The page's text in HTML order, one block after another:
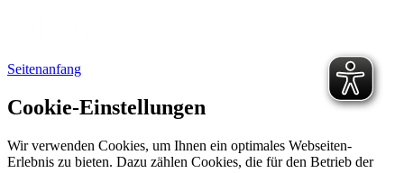
Seitenanfang
Cookie-Einstellungen
Wir verwenden Cookies, um Ihnen ein optimales Webseiten-
Erlebnis zu bieten. Dazu zählen Cookies, die für den Betrieb der